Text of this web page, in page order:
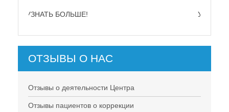
УЗНАТЬ БОЛЬШЕ!
ОТЗЫВЫ О НАС
Отзывы о деятельности Центра
Отзывы пациентов о коррекции